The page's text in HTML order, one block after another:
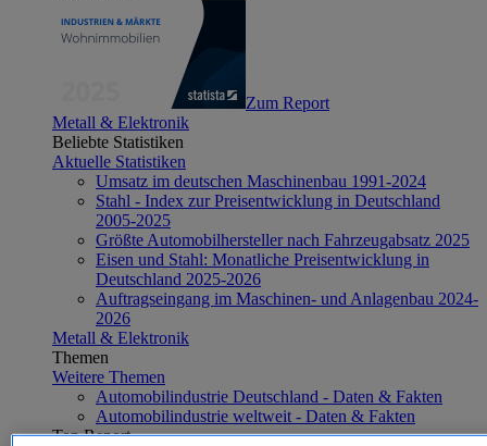
Zum Report
Metall & Elektronik
Beliebte Statistiken
Aktuelle Statistiken
Umsatz im deutschen Maschinenbau 1991-2024
Stahl - Index zur Preisentwicklung in Deutschland
2005-2025
Größte Automobilhersteller nach Fahrzeugabsatz 2025
Eisen und Stahl: Monatliche Preisentwicklung in
Deutschland 2025-2026
Auftragseingang im Maschinen- und Anlagenbau 2024-
2026
Metall & Elektronik
Themen
Weitere Themen
Automobilindustrie Deutschland - Daten & Fakten
Automobilindustrie weltweit - Daten & Fakten
Top Report